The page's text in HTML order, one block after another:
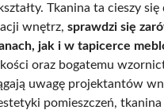
Tkanina ta cieszy się
wnętrz, sprawdzi się
jak i w tapicerce
oraz bogatemu
uwagę projektantów
pomieszczeń, tkanina